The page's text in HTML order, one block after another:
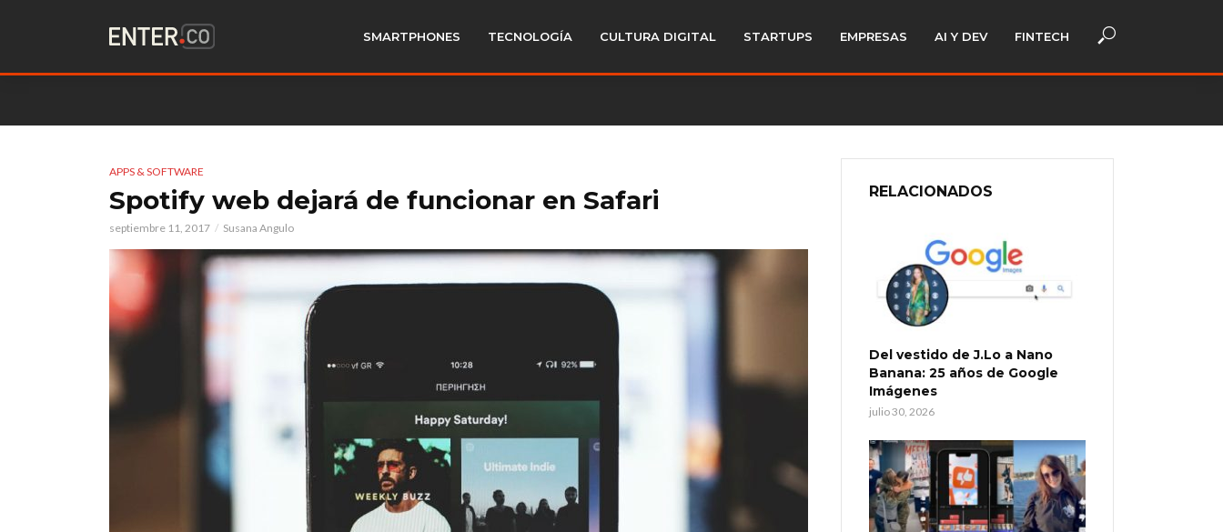
SMARTPHONES TECNOLOGÍA CULTURA DIGITAL STARTUPS EMPRESAS AI Y DEV FINTECH
APPS & SOFTWARE
Spotify web dejará de funcionar en Safari
septiembre 11, 2017 Susana Angulo
RELACIONADOS
Del vestido de J.Lo a Nano
Banana: 25 años de Google
Imágenes
julio 30, 2026